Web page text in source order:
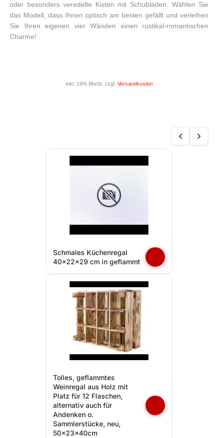
oder besonders veredelte Kisten mit Schubladen. Wählen Sie
das Modell, dass Ihnen optisch am besten gefällt und verleihen
Sie Ihren eigenen vier Wänden einen rustikal-romantischen
Charme!
inkl. 19% MwSt. zzgl. Versandkosten
Schmales Küchenregal
40x22x29 cm in geflammt
Tolles, geflammtes
Weinregal aus Holz mit
Platz für 12 Flaschen,
alternativ auch für
Andenken o.
Sammlerstücke, neu,
50x23x40cm